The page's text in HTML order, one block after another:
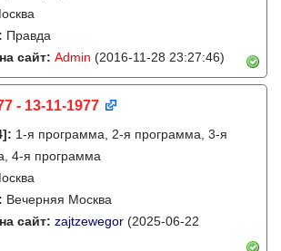
Правда
сайт: Admin (2016-11-28 23:27:46)
- 13-11-1977
: 1-я программа, 2-я программа, 3-я
4-я программа
Вечерняя Москва
сайт: zajtzewegor (2025-06-22